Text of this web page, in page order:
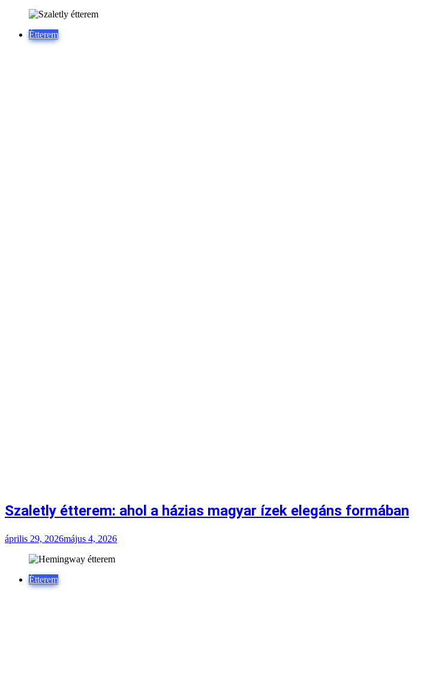
Étterem
Szaletly étterem: ahol a házias magyar ízek elegáns formában
április 29, 2026május 4, 2026
Étterem